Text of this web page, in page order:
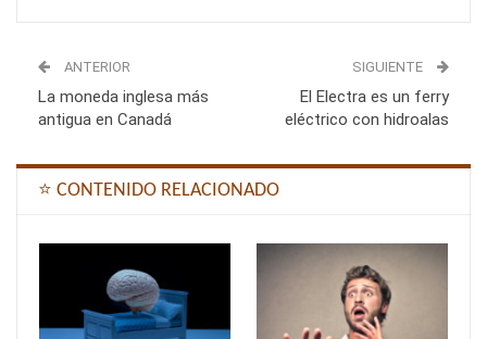
ANTERIOR
La moneda inglesa más
antigua en Canadá
SIGUIENTE
El Electra es un ferry
eléctrico con hidroalas
⭐ CONTENIDO RELACIONADO